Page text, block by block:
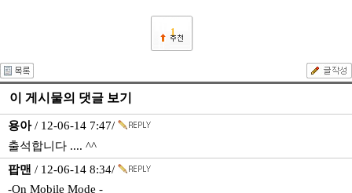
1
이 게시물의 댓글 보기
용아/ 12-06-14 7:47/
출석합니다 .... ^^
팝맨 / 12-06-14 8:34/
-On Mobile Mode -